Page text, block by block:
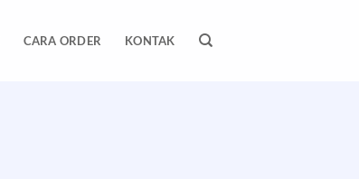
CARA ORDER KONTAK